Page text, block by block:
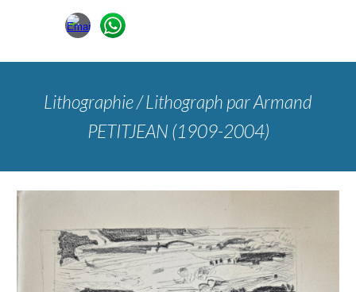
Lithographie / Lithograph par Armand
PETITJEAN (1909-2004)